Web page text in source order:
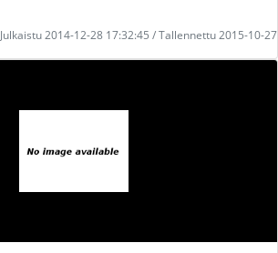
Julkaistu 2014-12-28 17:32:45 / Tallennettu 2015-10-27